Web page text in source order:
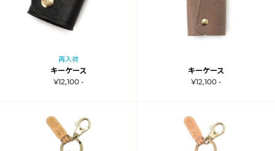
再入荷
キーケース
¥12,100 -
キーケース
¥12,100 -